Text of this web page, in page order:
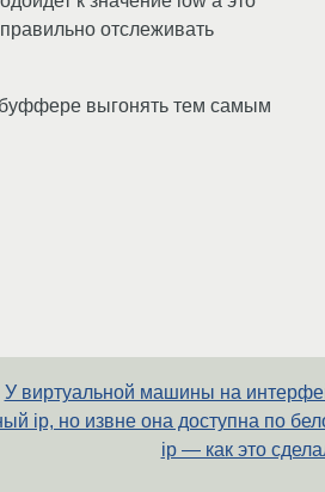
отслеживать
выгонять тем самым
У виртуальной машины на
ip, но извне она доступна по
ip — как это